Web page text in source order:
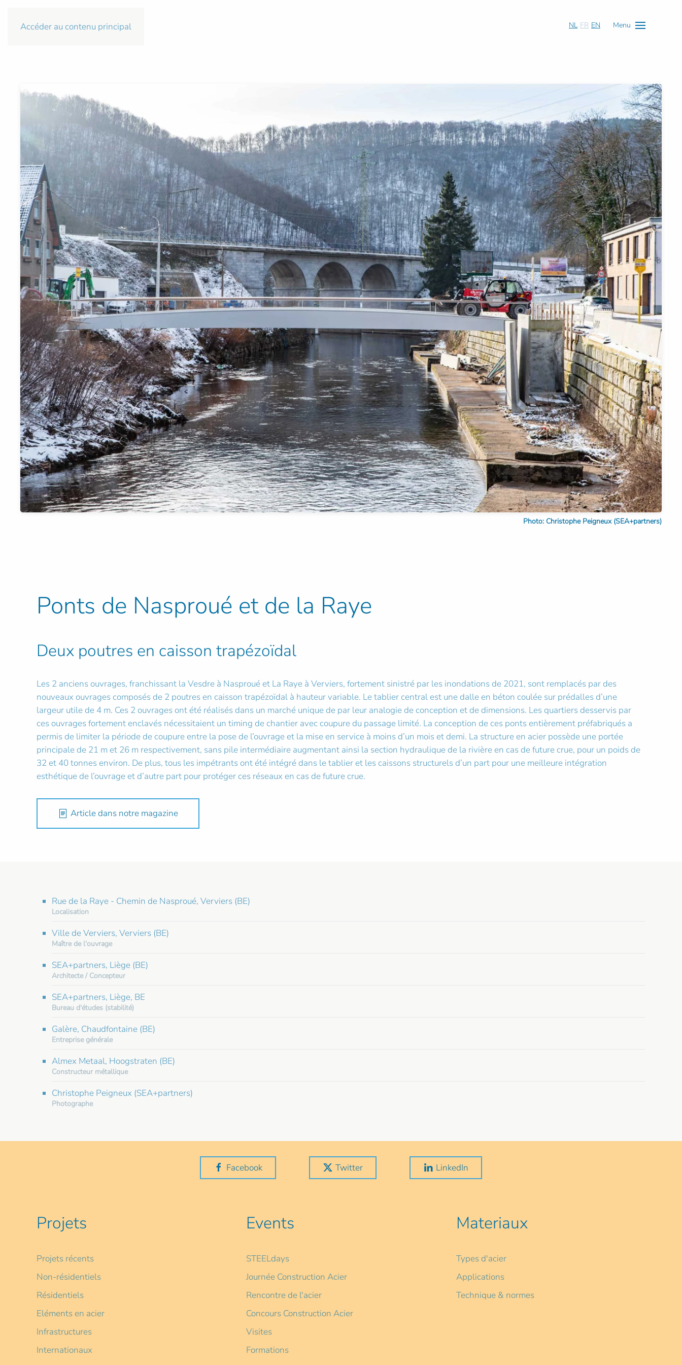
Accéder au contenu principal NL FR EN Menu
Photo: Christophe Peigneux (SEA+partners)
Ponts de Nasproué et de la Raye
Deux poutres en caisson trapézoïdal
Les 2 anciens ouvrages, franchissant la Vesdre à Nasproué et La Raye à Verviers, fortement sinistré par les inondations de 2021, sont remplacés par des
nouveaux ouvrages composés de 2 poutres en caisson trapézoïdal à hauteur variable. Le tablier central est une dalle en béton coulée sur prédalles d’une
largeur utile de 4 m. Ces 2 ouvrages ont été réalisés dans un marché unique de par leur analogie de conception et de dimensions. Les quartiers desservis par
ces ouvrages fortement enclavés nécessitaient un timing de chantier avec coupure du passage limité. La conception de ces ponts entièrement préfabriqués a
permis de limiter la période de coupure entre la pose de l’ouvrage et la mise en service à moins d’un mois et demi. La structure en acier possède une portée
principale de 21 m et 26 m respectivement, sans pile intermédiaire augmentant ainsi la section hydraulique de la rivière en cas de future crue, pour un poids de
32 et 40 tonnes environ. De plus, tous les impétrants ont été intégré dans le tablier et les caissons structurels d’un part pour une meilleure intégration
esthétique de l’ouvrage et d’autre part pour protéger ces réseaux en cas de future crue.
Article dans notre magazine
Rue de la Raye - Chemin de Nasproué, Verviers (BE)
Localisation
Ville de Verviers, Verviers (BE)
Maître de l'ouvrage
SEA+partners, Liège (BE)
Architecte / Concepteur
SEA+partners, Liège, BE
Bureau d'études (stabilité)
Galère, Chaudfontaine (BE)
Entreprise générale
Almex Metaal, Hoogstraten (BE)
Constructeur métallique
Christophe Peigneux (SEA+partners)
Photographe
Facebook Twitter LinkedIn
Projets
Projets récents
Non-résidentiels
Résidentiels
Eléments en acier
Infrastructures
Internationaux
Events
STEELdays
Journée Construction Acier
Rencontre de l'acier
Concours Construction Acier
Visites
Formations
Materiaux
Types d'acier
Applications
Technique & normes